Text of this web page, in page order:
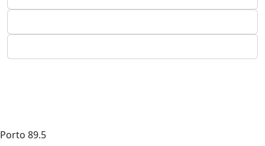
Porto 89.5